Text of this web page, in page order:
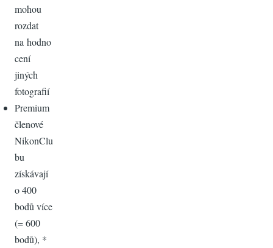
mohou
rozdat
na hodno
cení
jiných
fotografií
Premium
členové
NikonClu
bu
získávají
o 400
bodů více
(= 600
bodů), *